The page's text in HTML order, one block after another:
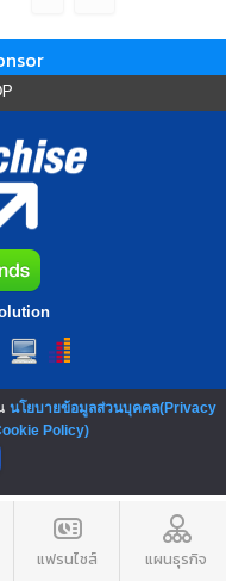
นโยบายข้อมูลส่วนบุคคล(Privacy
Policy)
แฟรนไชส์ แผนธุรกิจ